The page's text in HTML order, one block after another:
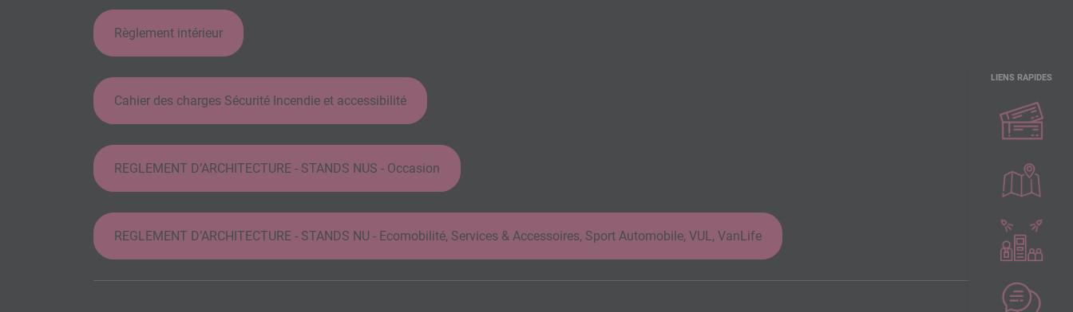
Règlement intérieur
Cahier des charges Sécurité Incendie et accessibilité
REGLEMENT D’ARCHITECTURE - STANDS NUS - Occasion
REGLEMENT D’ARCHITECTURE - STANDS NU - Ecomobilité, Services & Accessoires, Sport Automobile, VUL, VanLife
LIENS RAPIDES